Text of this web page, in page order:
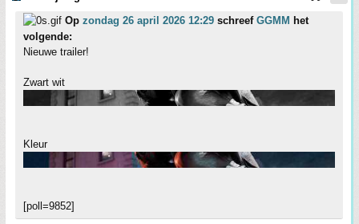
Op zondag 26 april 2026 12:29 schreef GGMM het
volgende:
Nieuwe trailer!
Zwart wit
Kleur
[poll=9852]